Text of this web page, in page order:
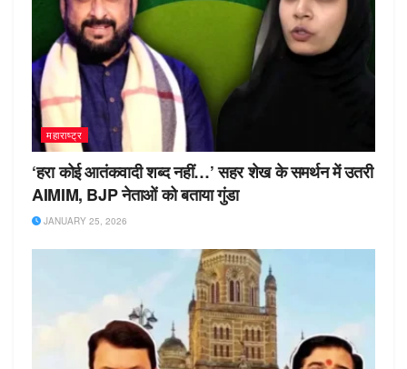
महाराष्ट्र
‘हरा कोई आतंकवादी शब्द नहीं…’ सहर शेख के समर्थन में उतरी
AIMIM, BJP नेताओं को बताया गुंडा
JANUARY 25, 2026